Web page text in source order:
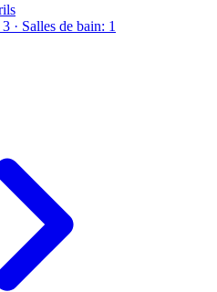
· Salles de bain: 1